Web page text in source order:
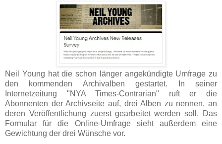
Neil Young hat die schon länger angekündigte Umfrage zu
den kommenden Archivalben gestartet. In seiner
Internetzeitung "NYA Times-Contrarian" ruft er die
Abonnenten der Archivseite auf, drei Alben zu nennen, an
deren Veröffentlichung zuerst gearbeitet werden soll. Das
Formular für die Online-Umfrage sieht außerdem eine
Gewichtung der drei Wünsche vor.